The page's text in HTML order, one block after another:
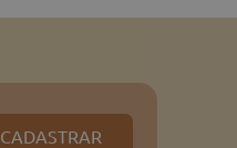
CADASTRAR